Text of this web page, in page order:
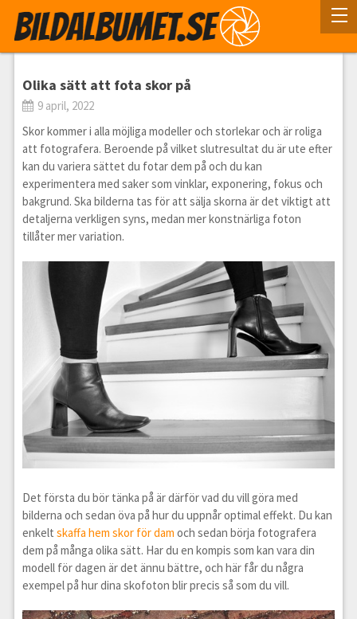
Olika sätt att fota skor på
9 april, 2022
Skor kommer i alla möjliga modeller och storlekar och är roliga
att fotografera. Beroende på vilket slutresultat du är ute efter
kan du variera sättet du fotar dem på och du kan
experimentera med saker som vinklar, exponering, fokus och
bakgrund. Ska bilderna tas för att sälja skorna är det viktigt att
detaljerna verkligen syns, medan mer konstnärliga foton
tillåter mer variation.
Det första du bör tänka på är därför vad du vill göra med
bilderna och sedan öva på hur du uppnår optimal effekt. Du kan
enkelt skaffa hem skor för dam och sedan börja fotografera
dem på många olika sätt. Har du en kompis som kan vara din
modell för dagen är det ännu bättre, och här får du några
exempel på hur dina skofoton blir precis så som du vill.